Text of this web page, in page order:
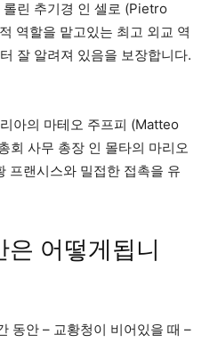
린 추기경 인 셀로 (Pietro
역할을 맡고있는 최고 외교 역
잘 알려져 있음을 보장합니다.
아의 마테오 주프피 (Matteo
회 사무 총장 인 몰타의 마리오
프랜시스와 밀접한 접촉을 유
은 어떻게됩니
동안 – 교황청이 비어있을 때 –